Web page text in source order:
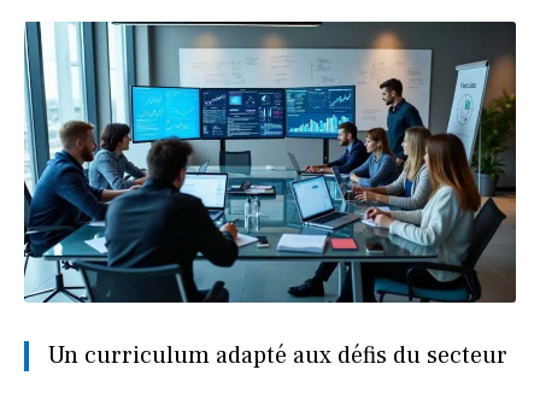
Un curriculum adapté aux défis du secteur